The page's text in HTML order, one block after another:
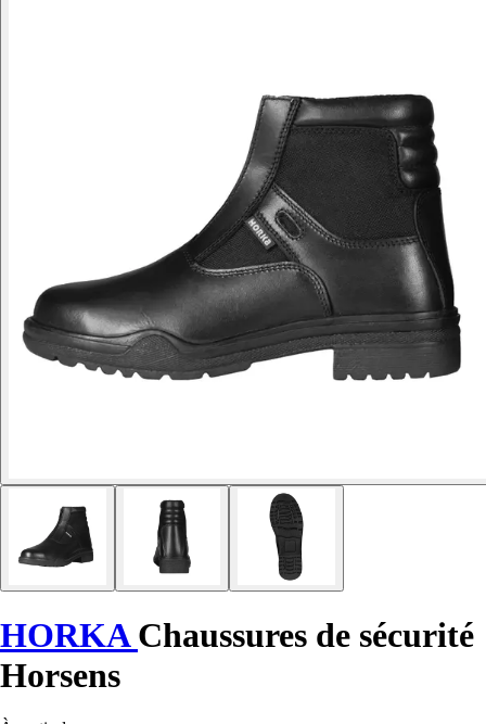
HORKAChaussures de sécurité
Horsens